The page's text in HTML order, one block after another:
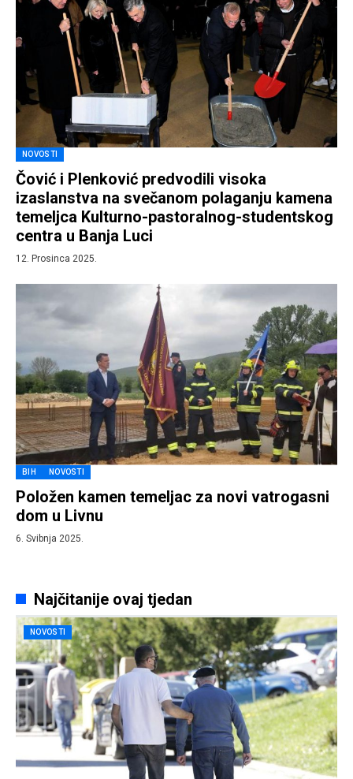
NOVOSTI
Čović i Plenković predvodili visoka
izaslanstva na svečanom polaganju kamena
temeljca Kulturno-pastoralnog-studentskog
centra u Banja Luci
12. Prosinca 2025.
BIH NOVOSTI
Položen kamen temeljac za novi vatrogasni
dom u Livnu
6. Svibnja 2025.
Najčitanije ovaj tjedan
NOVOSTI